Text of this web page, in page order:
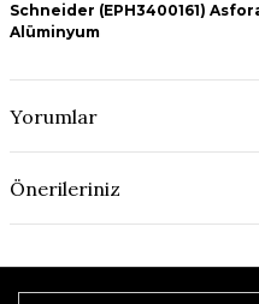
Schneider (EPH3400161)
Alüminyum
Yorumlar
Önerileriniz